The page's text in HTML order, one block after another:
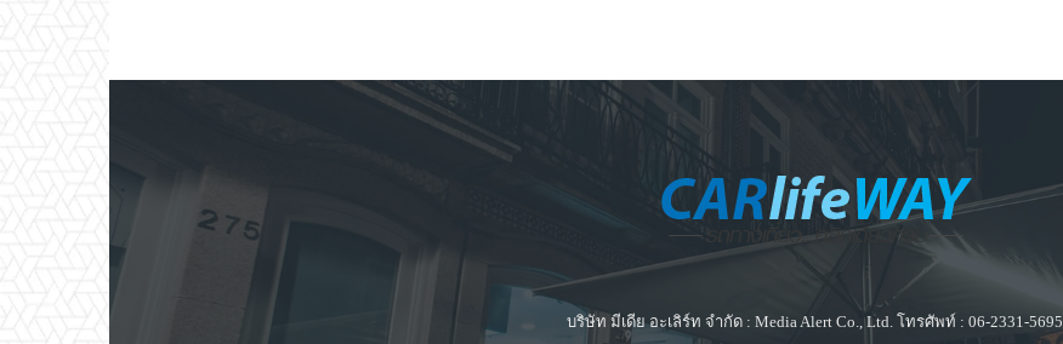
บริษัท มีเดีย อะเลิร์ท จำกัด : Media Alert Co., Ltd. โทรศัพท์ : 06-2331-5695